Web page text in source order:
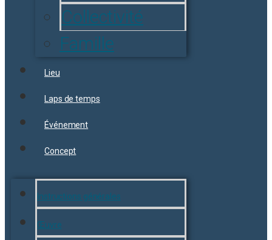
Collectivité
Famille
Lieu
Laps de temps
Événement
Concept
Instructions générales
Œuvre